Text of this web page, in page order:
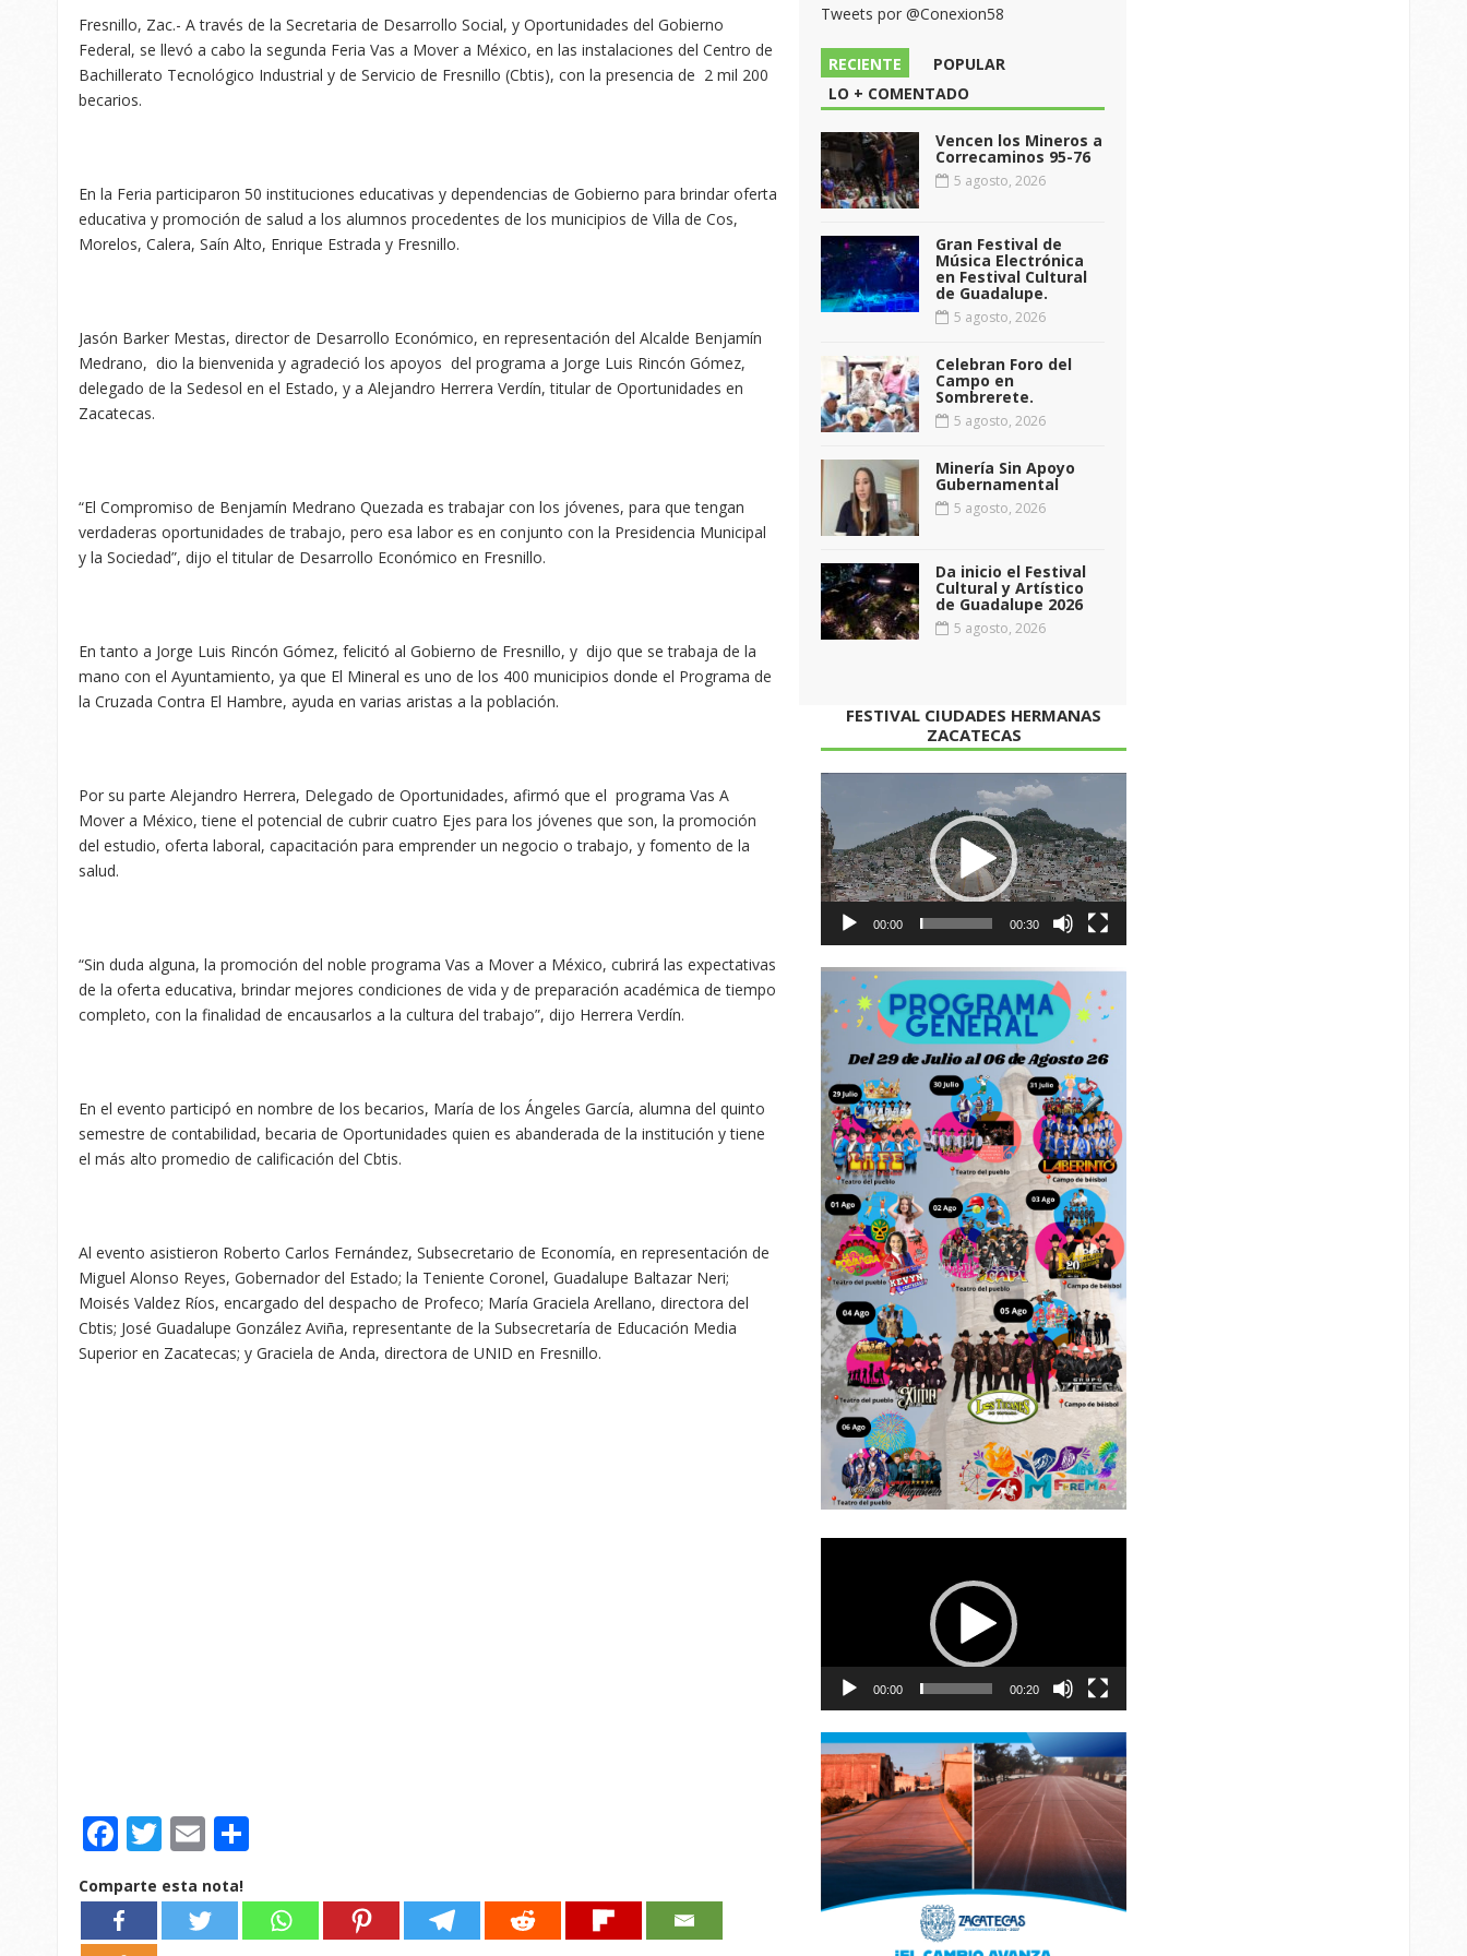
Fresnillo, Zac.- A través de la Secretaria de Desarrollo Social, y Oportunidades del Gobierno
Federal, se llevó a cabo la segunda Feria Vas a Mover a México, en las instalaciones del Centro de
Bachillerato Tecnológico Industrial y de Servicio de Fresnillo (Cbtis), con la presencia de 2 mil 200
becarios.
En la Feria participaron 50 instituciones educativas y dependencias de Gobierno para brindar oferta
educativa y promoción de salud a los alumnos procedentes de los municipios de Villa de Cos,
Morelos, Calera, Saín Alto, Enrique Estrada y Fresnillo.
Jasón Barker Mestas, director de Desarrollo Económico, en representación del Alcalde Benjamín
Medrano, dio la bienvenida y agradeció los apoyos del programa a Jorge Luis Rincón Gómez,
delegado de la Sedesol en el Estado, y a Alejandro Herrera Verdín, titular de Oportunidades en
Zacatecas.
“El Compromiso de Benjamín Medrano Quezada es trabajar con los jóvenes, para que tengan
verdaderas oportunidades de trabajo, pero esa labor es en conjunto con la Presidencia Municipal
y la Sociedad”, dijo el titular de Desarrollo Económico en Fresnillo.
En tanto a Jorge Luis Rincón Gómez, felicitó al Gobierno de Fresnillo, y dijo que se trabaja de la
mano con el Ayuntamiento, ya que El Mineral es uno de los 400 municipios donde el Programa de
la Cruzada Contra El Hambre, ayuda en varias aristas a la población.
Por su parte Alejandro Herrera, Delegado de Oportunidades, afirmó que el programa Vas A
Mover a México, tiene el potencial de cubrir cuatro Ejes para los jóvenes que son, la promoción
del estudio, oferta laboral, capacitación para emprender un negocio o trabajo, y fomento de la
salud.
“Sin duda alguna, la promoción del noble programa Vas a Mover a México, cubrirá las expectativas
de la oferta educativa, brindar mejores condiciones de vida y de preparación académica de tiempo
completo, con la finalidad de encausarlos a la cultura del trabajo”, dijo Herrera Verdín.
En el evento participó en nombre de los becarios, María de los Ángeles García, alumna del quinto
semestre de contabilidad, becaria de Oportunidades quien es abanderada de la institución y tiene
el más alto promedio de calificación del Cbtis.
Al evento asistieron Roberto Carlos Fernández, Subsecretario de Economía, en representación de
Miguel Alonso Reyes, Gobernador del Estado; la Teniente Coronel, Guadalupe Baltazar Neri;
Moisés Valdez Ríos, encargado del despacho de Profeco; María Graciela Arellano, directora del
Cbtis; José Guadalupe González Aviña, representante de la Subsecretaría de Educación Media
Superior en Zacatecas; y Graciela de Anda, directora de UNID en Fresnillo.
Facebook
Twitter
Email
Comparte esta nota!
Tweets por @Conexion58
RECIENTE
POPULAR
LO + COMENTADO
Vencen los Mineros a
Correcaminos 95-76
5 agosto, 2026
Gran Festival de
Música Electrónica
en Festival Cultural
de Guadalupe.
5 agosto, 2026
Celebran Foro del
Campo en
Sombrerete.
5 agosto, 2026
Minería Sin Apoyo
Gubernamental
5 agosto, 2026
Da inicio el Festival
Cultural y Artístico
de Guadalupe 2026
5 agosto, 2026
FESTIVAL CIUDADES HERMANAS
ZACATECAS
de
vídeo
00:00 00:30
00:00 00:20